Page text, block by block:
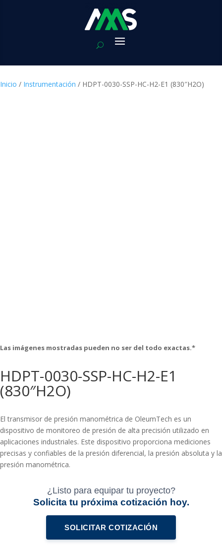
Inicio / Instrumentación / HDPT-0030-SSP-HC-H2-E1 (830″H2O)
Las imágenes mostradas pueden no ser del todo exactas.*
HDPT-0030-SSP-HC-H2-E1
(830″H2O)
El transmisor de presión manométrica de OleumTech es un
dispositivo de monitoreo de presión de alta precisión utilizado en
aplicaciones industriales. Este dispositivo proporciona mediciones
precisas y confiables de la presión diferencial, la presión absoluta y la
presión manométrica.
¿Listo para equipar tu proyecto?
Solicita tu próxima cotización hoy.
SOLICITAR COTIZACIÓN